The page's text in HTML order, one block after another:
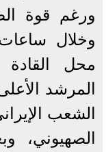
ورغم قوة
وخلال
محل القادة
المرشد
الشعب
الصهيوني،